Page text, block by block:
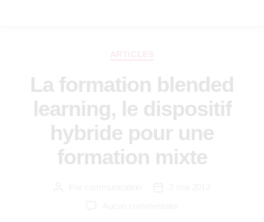
La formation blended
learning, le dispositif
hybride pour une
formation mixte